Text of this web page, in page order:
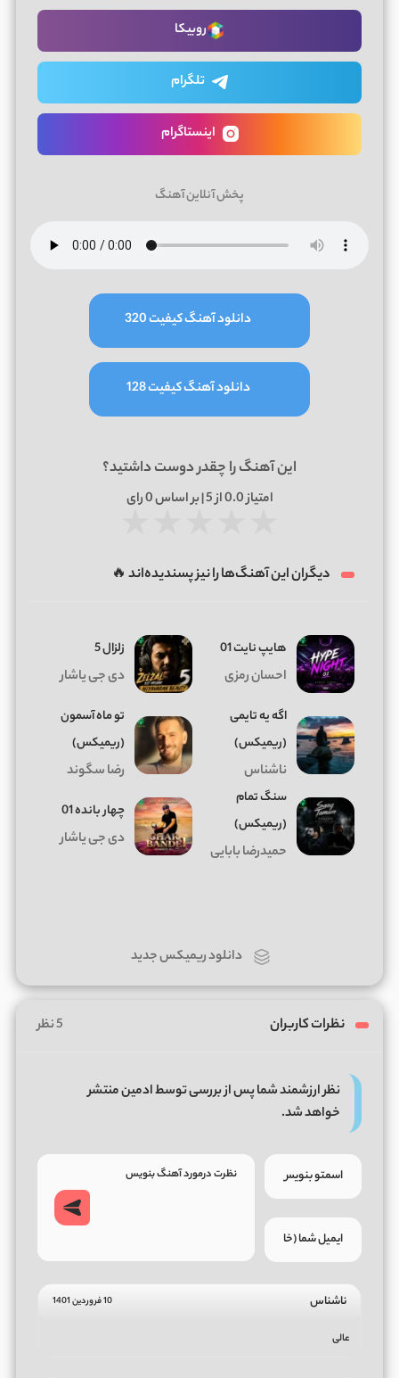
روبیکا
تلگرام
اینستاگرام
پخش آنلاین آهنگ
دانلود آهنگ کیفیت 320
دانلود آهنگ کیفیت 128
این آهنگ را چقدر دوست داشتید؟
امتیاز0.0از 5 | بر اساس 0رای
دیگران این آهنگ‌ها را نیز پسندیده‌اند 🔥
هایپ نایت 01
احسان رمزی
زلزال 5
دی جی یاشار
اگه یه تایمی
(ریمیکس)
ناشناس
تو ماه آسمون
(ریمیکس)
رضا سگوند
سنگ تمام
(ریمیکس)
حمیدرضا بابایی
چهار بانده 01
دی جی یاشار
دانلود ریمیکس جدید
نظرات کاربران 5 نظر
نظر ارزشمند شما پس از بررسی توسط ادمین منتشر
خواهد شد.
ناشناس 10 فروردین 1401
عالی